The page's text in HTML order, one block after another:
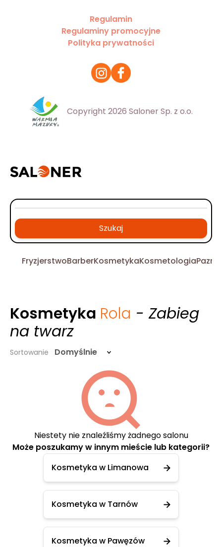
Regulamin
Regulaminy promocyjne
Polityka prywatności
Copyright 2026 Saloner Sp. z o.o.
Szukaj
FryzjerstwoBarberKosmetykaKosmetologia
Kosmetyka Rola - Zabieg
na twarz
Sortowanie Domyślnie
Niestety nie znaleźliśmy żadnego salonu
Może poszukamy w innym mieście lub kategorii?
Kosmetyka w Limanowa
Kosmetyka w Tarnów
Kosmetyka w Pawęzów